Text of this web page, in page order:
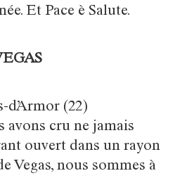
Et Pace è Salute.
d’Armor (22)
avons cru ne jamais
ouvert dans un rayon
Vegas, nous sommes à